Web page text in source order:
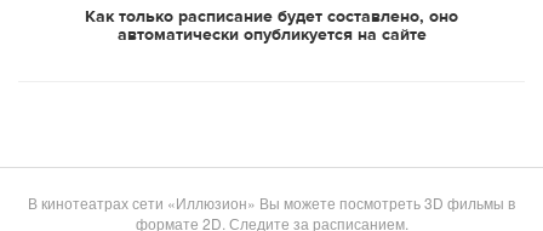
Как только расписание будет составлено, оно
автоматически опубликуется на сайте
В кинотеатрах сети «Иллюзион» Вы можете посмотреть 3D фильмы в
формате 2D. Следите за расписанием.